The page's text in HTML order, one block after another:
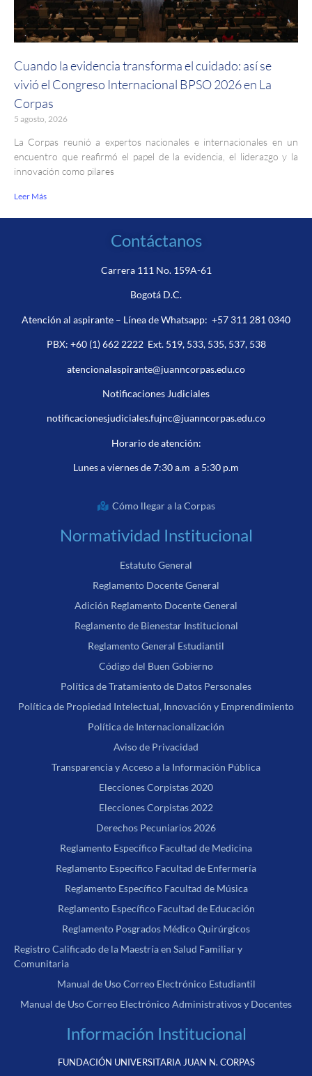
Cuando la evidencia transforma el cuidado: así se
vivió el Congreso Internacional BPSO 2026 en La
Corpas
5 agosto, 2026
La Corpas reunió a expertos nacionales e internacionales en un
encuentro que reafirmó el papel de la evidencia, el liderazgo y la
innovación como pilares
Leer Más
Contáctanos
Carrera 111 No. 159A-61
Bogotá D.C.
Atención al aspirante – Línea de Whatsapp: +57 311 281 0340
PBX: +60 (1) 662 2222Ext. 519, 533, 535, 537, 538
atencionalaspirante@juanncorpas.edu.co
Notificaciones Judiciales
notificacionesjudiciales.fujnc@juanncorpas.edu.co
Horario de atención:
Lunes a viernes de 7:30 a.m a 5:30 p.m
Cómo llegar a la Corpas
Normatividad Institucional
Estatuto General
Reglamento Docente General
Adición Reglamento Docente General
Reglamento de Bienestar Institucional
Reglamento General Estudiantil
Código del Buen Gobierno
Política de Tratamiento de Datos Personales
Política de Propiedad Intelectual, Innovación y Emprendimiento
Política de Internacionalización
Aviso de Privacidad
Transparencia y Acceso a la Información Pública
Elecciones Corpistas 2020
Elecciones Corpistas 2022
Derechos Pecuniarios 2026
Reglamento Específico Facultad de Medicina
Reglamento Específico Facultad de Enfermería
Reglamento Específico Facultad de Música
Reglamento Específico Facultad de Educación
Reglamento Posgrados Médico Quirúrgicos
Registro Calificado de la Maestría en Salud Familiar y
Comunitaria
Manual de Uso Correo Electrónico Estudiantil
Manual de Uso Correo Electrónico Administrativos y Docentes
Información Institucional
FUNDACIÓN UNIVERSITARIA JUAN N. CORPAS